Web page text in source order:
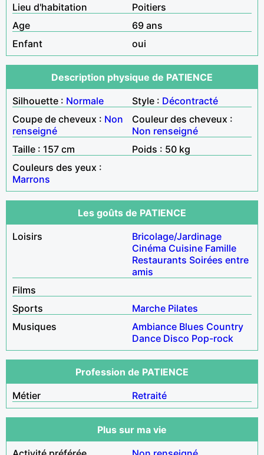
Lieu d'habitation
Poitiers
Age
69 ans
Enfant
oui
Description physique de PATIENCE
Silhouette : Normale Style : Décontracté
Coupe de cheveux : Non
renseigné
Couleur des cheveux :
Non renseigné
Taille : 157 cm
Poids : 50 kg
Couleurs des yeux :
Marrons
Les goûts de PATIENCE
Loisirs
Bricolage/Jardinage
Cinéma Cuisine Famille
Restaurants Soirées entre
amis
Films
Sports
Marche Pilates
Musiques
Ambiance Blues Country
Dance Disco Pop-rock
Profession de PATIENCE
Métier
Retraité
Plus sur ma vie